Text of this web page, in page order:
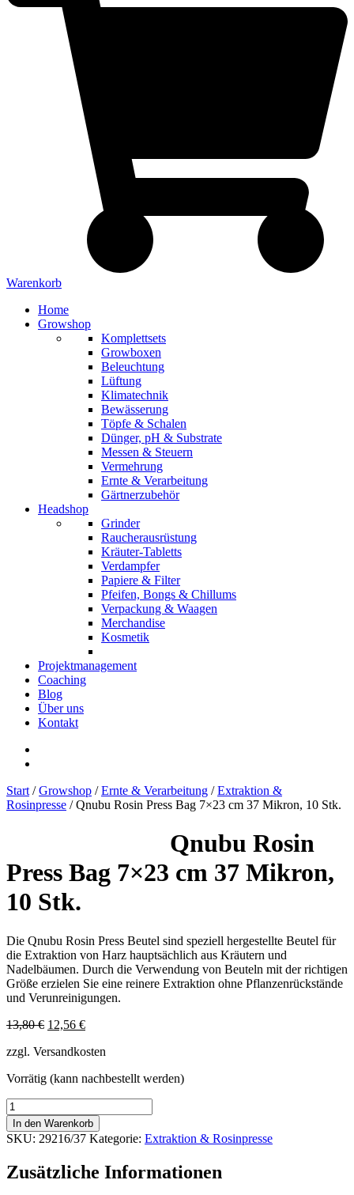
Warenkorb
Home
Growshop
Komplettsets
Growboxen
Beleuchtung
Lüftung
Klimatechnik
Bewässerung
Töpfe & Schalen
Dünger, pH & Substrate
Messen & Steuern
Vermehrung
Ernte & Verarbeitung
Gärtnerzubehör
Headshop
Grinder
Raucherausrüstung
Kräuter-Tabletts
Verdampfer
Papiere & Filter
Pfeifen, Bongs & Chillums
Verpackung & Waagen
Merchandise
Kosmetik
Projektmanagement
Coaching
Blog
Über uns
Kontakt
Start /Growshop /Ernte & Verarbeitung /Extraktion &
Rosinpresse / Qnubu Rosin Press Bag 7×23 cm 37 Mikron, 10 Stk.
Qnubu Rosin
Press Bag 7×23 cm 37 Mikron,
10 Stk.
Die Qnubu Rosin Press Beutel sind speziell hergestellte Beutel für
die Extraktion von Harz hauptsächlich aus Kräutern und
Nadelbäumen. Durch die Verwendung von Beuteln mit der richtigen
Größe erzielen Sie eine reinere Extraktion ohne Pflanzenrückstände
und Verunreinigungen.
13,80€ Ursprünglicher
war:
12,56 €Aktueller
ist:
zzgl. Versandkosten
Vorrätig (kann nachbestellt werden)
Qnubu
Rosin
Press
Bag
cm
In den Warenkorb
SKU: 29216/37 Kategorie: Extraktion & Rosinpresse
Zusätzliche Informationen